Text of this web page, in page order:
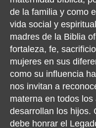
de la familia y como
vida social y
madres de la Biblia
fortaleza, fe,
mujeres en sus
como su influencia
nos invitan a
materna en todos
desarrollan los hijos.
debe honrar el